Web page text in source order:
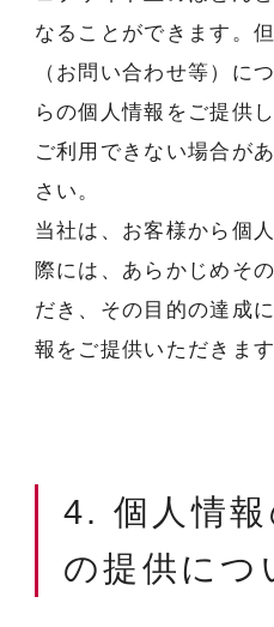
なることができます。
（お問い合わせ等）に
らの個人情報をご提供
ご利用できない場合が
さい。
当社は、お客様から個
際には、あらかじめそ
だき、その目的の達成
報をご提供いただきます
4. 個人情
の提供につ